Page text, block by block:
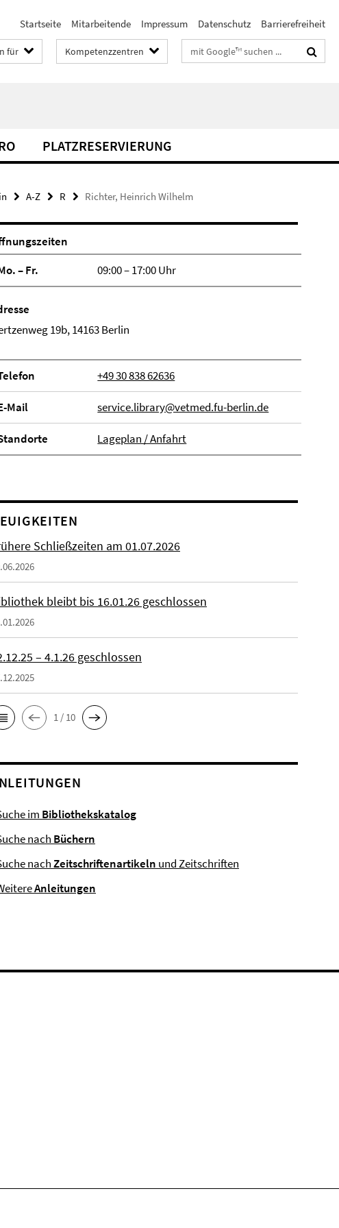
Startseite Mitarbeitende Impressum Datenschutz Barrierefreiheit
für Kompetenzzentren Suchbegriffe
PLATZRESERVIERUNG
A-Z R Richter, Heinrich Wilhelm
– Fr.
09:00 – 17:00 Uhr
19b, 14163 Berlin
+49 30 838 62636
Mail service.library@vetmed.fu-berlin.de
Lageplan / Anfahrt
Schließzeiten am 01.07.2026
bleibt bis 16.01.26 geschlossen
– 4.1.26 geschlossen
1 / 10
im Bibliothekskatalog
nach Büchern
nachZeitschriftenartikeln und Zeitschriften
Anleitungen